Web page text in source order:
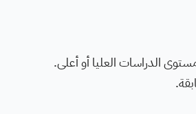
الدراسات العليا أو أعلى.